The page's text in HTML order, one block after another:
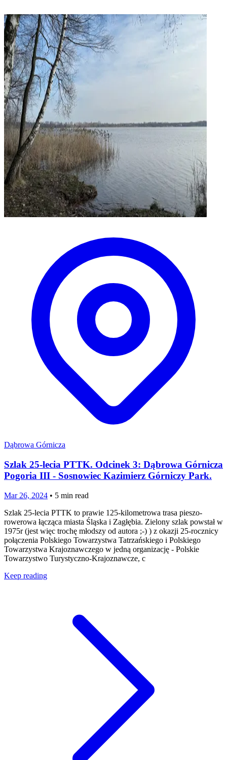
Dąbrowa Górnicza
Szlak 25-lecia PTTK. Odcinek 3: Dąbrowa Górnicza
Pogoria III - Sosnowiec Kazimierz Górniczy Park.
Mar 26, 2024 • 5 min read
Szlak 25-lecia PTTK to prawie 125-kilometrowa trasa pieszo-
rowerowa łącząca miasta Śląska i Zagłębia. Zielony szlak powstał w
1975r (jest więc trochę młodszy od autora ;-) ) z okazji 25-rocznicy
połączenia Polskiego Towarzystwa Tatrzańskiego i Polskiego
Towarzystwa Krajoznawczego w jedną organizację - Polskie
Towarzystwo Turystyczno-Krajoznawcze, c
Keep reading